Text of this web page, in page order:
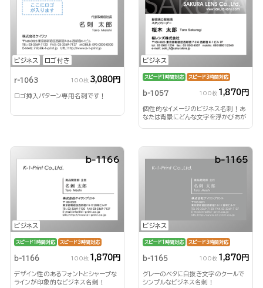
ビジネス ロゴ付き
r-1063 100枚 3,080円
ロゴ挿入パターン専用名刺です！
ビジネス
スピード1時間対応 スピード3時間対応
b-1057 100枚 1,870円
個性的なイメージのビジネス名刺！あ
なたは背景にどんな文字を浮かびあが
ビジネス
b-1166
スピード1時間対応 スピード3時間対応
b-1166 100枚 1,870円
デザイン性のあるフォントとシャープな
ラインが印象的なビジネス名刺！
ビジネス
b-1165
スピード1時間対応 スピード3時間対応
b-1165 100枚 1,870円
グレーのベタに白抜き文字のクールで
シンプルなビジネス名刺！